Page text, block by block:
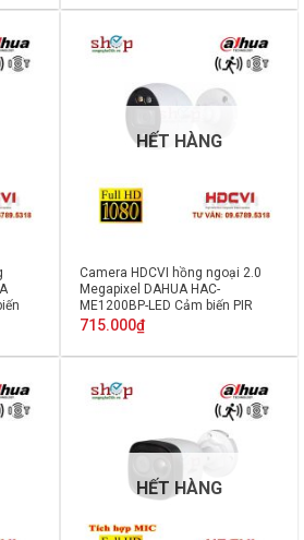
HẾT HÀNG
Camera HDCVI hồng ngoại 2.0
Megapixel DAHUA HAC-
ME1200BP-LED Cảm biến PIR
715.000₫
HẾT HÀNG